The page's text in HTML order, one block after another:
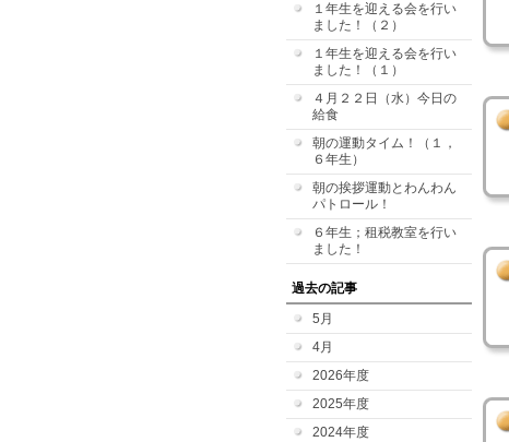
１年生を迎える会を行い
ました！（２）
１年生を迎える会を行い
ました！（１）
４月２２日（水）今日の
給食
朝の運動タイム！（１，
６年生）
朝の挨拶運動とわんわん
パトロール！
６年生；租税教室を行い
ました！
過去の記事
5月
4月
2026年度
2025年度
2024年度